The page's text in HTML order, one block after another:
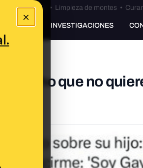
×
Bulos Ceuta • Limpieza de montes•
INVESTIGACIONES
dicho que no